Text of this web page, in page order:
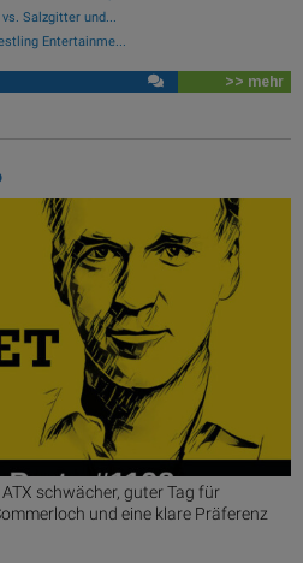
Salzgitter und...
Entertainme...
>> mehr
schwächer, guter Tag für
und eine klare Präferenz